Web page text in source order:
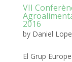
VII
2016
by Daniel
El Grup